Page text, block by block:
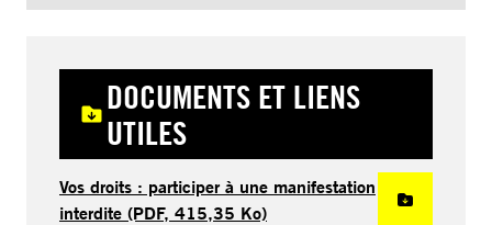
DOCUMENTS ET LIENS
UTILES
Vos droits : participer à une manifestation
interdite (PDF, 415,35 Ko)